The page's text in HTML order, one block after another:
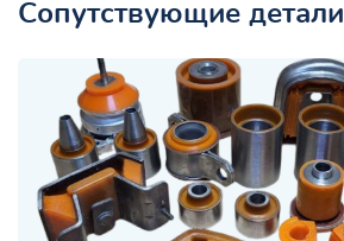
Сопутствующие детали